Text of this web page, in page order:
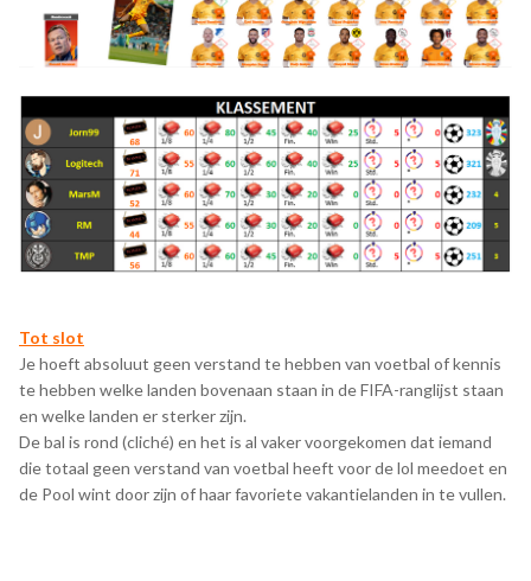
Tot slot
Je hoeft absoluut geen verstand te hebben van voetbal of kennis
te hebben welke landen bovenaan staan in de FIFA-ranglijst staan
en welke landen er sterker zijn.
De bal is rond (cliché) en het is al vaker voorgekomen dat iemand
die totaal geen verstand van voetbal heeft voor de lol meedoet en
de Pool wint door zijn of haar favoriete vakantielanden in te vullen.